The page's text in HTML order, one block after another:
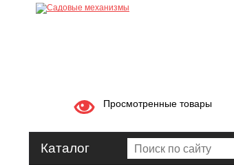
Просмотренные товары
Каталог